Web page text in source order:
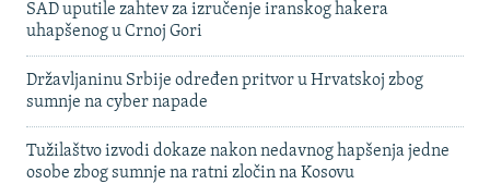
SAD uputile zahtev za izručenje iranskog hakera
uhapšenog u Crnoj Gori
Državljaninu Srbije određen pritvor u Hrvatskoj zbog
sumnje na cyber napade
Tužilaštvo izvodi dokaze nakon nedavnog hapšenja jedne
osobe zbog sumnje na ratni zločin na Kosovu